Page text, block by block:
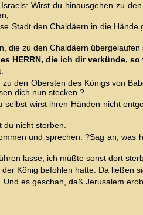
Wirst du hinausgehen zu
Stadt den Chaldäern in die
zu den Chaldäern
HERRN, die ich dir verkünde,
den Obersten des Königs von
dich nun stecken.?
wirst ihren Händen nicht
nicht sterben.
und sprechen: ?Sag an,
lasse, ich müßte sonst dort
König befohlen hatte. Da ließen
es geschah, daß Jerusalem